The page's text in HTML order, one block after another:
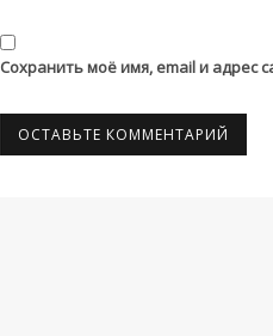
Сохранить моё имя, email и адрес